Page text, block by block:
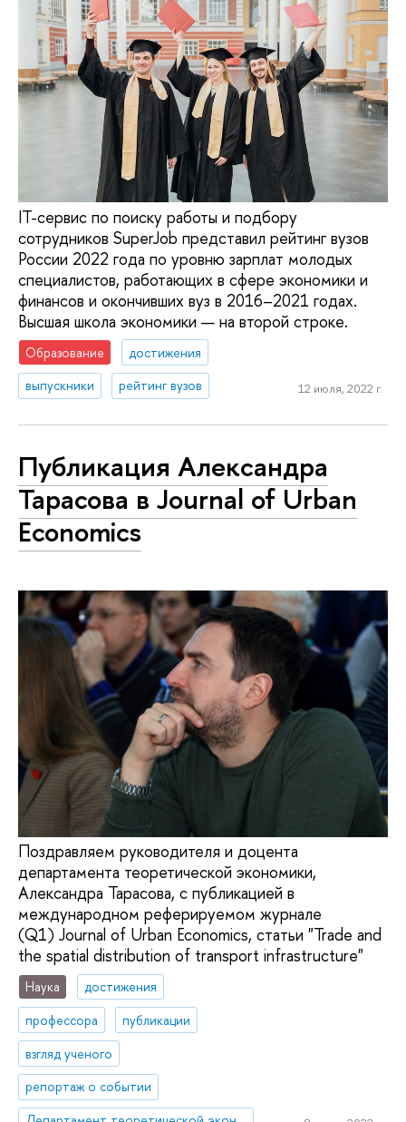
IT-сервис по поиску работы и подбору
сотрудников SuperJob представил рейтинг вузов
России 2022 года по уровню зарплат молодых
специалистов, работающих в сфере экономики и
финансов и окончивших вуз в 2016–2021 годах.
Высшая школа экономики — на второй строке.
Образование
достижения
выпускники
рейтинг вузов 12 июля, 2022 г.
Публикация Александра
Тарасова в Journal of Urban
Economics
Поздравляем руководителя и доцента
департамента теоретической экономики,
Александра Тарасова, с публикацией в
международном реферируемом журнале
(Q1) Journal of Urban Economics, статьи "Trade and
the spatial distribution of transport infrastructure"
Наука
достижения
профессора
публикации
взгляд ученого
репортаж о событии